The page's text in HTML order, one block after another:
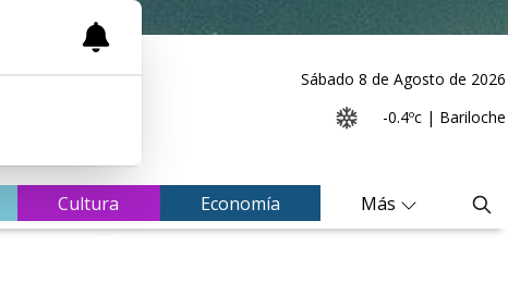
Sábado 8 de Agosto de 2026
-0.4ºc | Bariloche
Cultura Economía Más